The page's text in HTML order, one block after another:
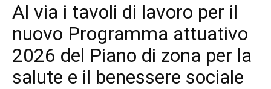
Al via i tavoli di lavoro per il
nuovo Programma attuativo
2026 del Piano di zona per la
salute e il benessere sociale